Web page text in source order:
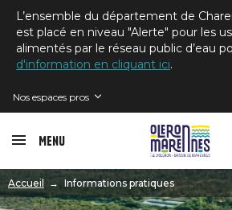
L’ensemble du département de
est placé en niveau "Alerte" pour les
alimentés par le réseau public d’eau
d'information en cliquant ici.
Nos espaces pros
Menu
Accueil Informations pratiques